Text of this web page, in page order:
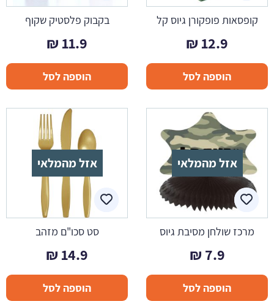
קופסאות פופקורן גיוס קל
12.9
₪
הוספה לסל
בקבוק פלסטיק שקוף
11.9
₪
הוספה לסל
אזל מהמלאי
מרכז שולחן מסיבת גיוס
7.9
₪
הוספה לסל
אזל מהמלאי
סט סכו"ם מזהב
14.9
₪
הוספה לסל